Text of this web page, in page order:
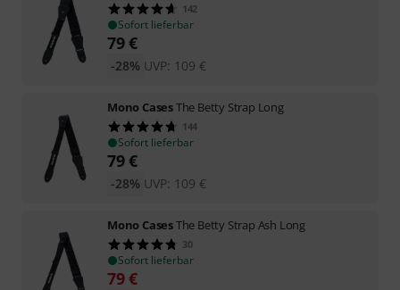
142
Sofort lieferbar
79€
UVP: 109 €
-28%
Mono CasesThe Betty Strap Long
144
Sofort lieferbar
79€
UVP: 109 €
-28%
Mono CasesThe Betty Strap Ash Long
30
Sofort lieferbar
79€